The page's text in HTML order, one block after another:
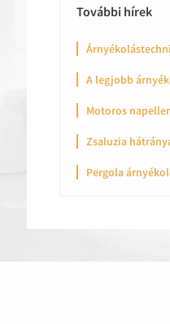
További hírek
A legjobb
Motoros
Zsaluzia
Pergola